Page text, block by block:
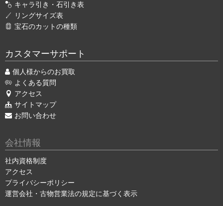
キャラ引き・石引き表
リングサイズ表
宝石のカットの種類
カスタマーサポート
個人様からのお買取
よくある質問
アクセス
サイトマップ
お問い合わせ
会社情報
社内資格制度
アクセス
プライバシーポリシー
運営会社・古物営業法の規定に基づく表示